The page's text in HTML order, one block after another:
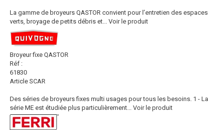
La gamme de broyeurs QASTOR convient pour l’entretien des espaces
verts, broyage de petits débris et... Voir le produit
Broyeur fixe QASTOR
Réf :
61830
Article SCAR
Des séries de broyeurs fixes multi usages pour tous les besoins. 1 - La
série ME est étudiée plus particulièrement... Voir le produit